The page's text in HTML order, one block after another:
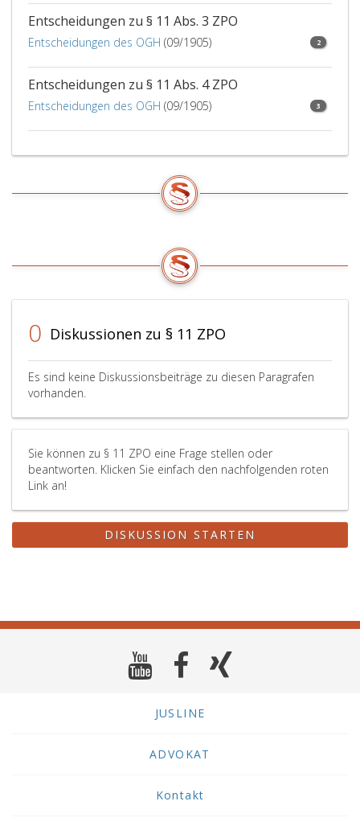
Entscheidungen zu § 11 Abs. 3 ZPO
Entscheidungen des OGH (09/1905) 2
Entscheidungen zu § 11 Abs. 4 ZPO
Entscheidungen des OGH (09/1905) 3
0 Diskussionen zu § 11 ZPO
Es sind keine Diskussionsbeiträge zu diesen Paragrafen
vorhanden.
Sie können zu § 11 ZPO eine Frage stellen oder
beantworten. Klicken Sie einfach den nachfolgenden roten
Link an!
DISKUSSION STARTEN
JUSLINE
ADVOKAT
Kontakt